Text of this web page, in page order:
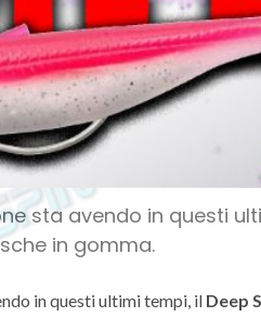
sta avendo in questi
in gomma.
in questi ultimi tempi, il Deep